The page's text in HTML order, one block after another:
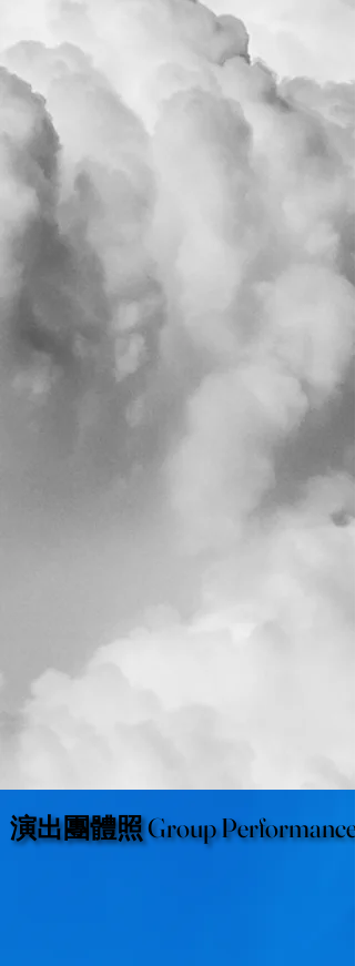
演出團體照 Group Performances
演出團體照 Group Performances